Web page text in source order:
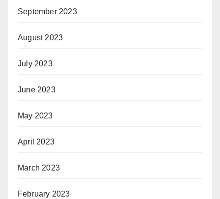
September 2023
August 2023
July 2023
June 2023
May 2023
April 2023
March 2023
February 2023